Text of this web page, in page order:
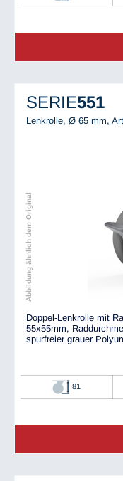
SERIE551
Lenkrolle, Ø 65 mm,
Abbildung ähnlich dem Original
Doppel-Lenkrolle mit
55x55mm,
spurfreier grauer
81